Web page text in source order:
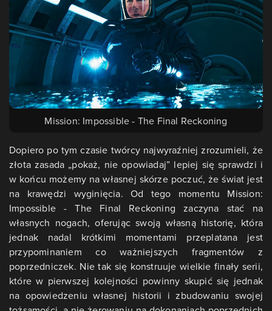
Mission: Impossible - The Final Reckoning
Dopiero po tym czasie twórcy najwyraźniej zrozumieli, że
złota zasada „pokaż, nie opowiadaj” lepiej się sprawdzi i
w końcu możemy na własnej skórze poczuć, że świat jest
na krawędzi wyginięcia. Od tego momentu Mission:
Impossible - The Final Reckoning zaczyna stać na
własnych nogach, oferując swoją własną historię, która
jednak nadal krótkimi momentami przeplatana jest
przypominaniem co ważniejszych fragmentów z
poprzedniczek. Nie tak się konstruuje wielkie finały serii,
które w pierwszej kolejności powinny skupić się jednak
na opowiedzeniu własnej historii i zbudowaniu swojej